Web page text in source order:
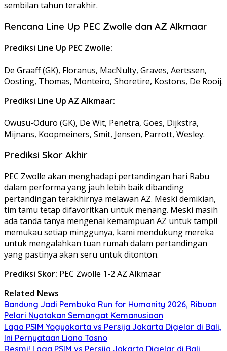
sembilan tahun terakhir.
Rencana Line Up PEC Zwolle dan AZ Alkmaar
Prediksi Line Up PEC Zwolle:
De Graaff (GK), Floranus, MacNulty, Graves, Aertssen,
Oosting, Thomas, Monteiro, Shoretire, Kostons, De Rooij.
Prediksi Line Up AZ Alkmaar:
Owusu-Oduro (GK), De Wit, Penetra, Goes, Dijkstra,
Mijnans, Koopmeiners, Smit, Jensen, Parrott, Wesley.
Prediksi Skor Akhir
PEC Zwolle akan menghadapi pertandingan hari Rabu
dalam performa yang jauh lebih baik dibanding
pertandingan terakhirnya melawan AZ. Meski demikian,
tim tamu tetap difavoritkan untuk menang. Meski masih
ada tanda tanya mengenai kemampuan AZ untuk tampil
memukau setiap minggunya, kami mendukung mereka
untuk mengalahkan tuan rumah dalam pertandingan
yang pastinya akan seru untuk ditonton.
Prediksi Skor: PEC Zwolle 1-2 AZ Alkmaar
Related News
Bandung Jadi Pembuka Run for Humanity 2026, Ribuan
Pelari Nyatakan Semangat Kemanusiaan
Laga PSIM Yogyakarta vs Persija Jakarta Digelar di Bali,
Ini Pernyataan Liana Tasno
Resmi! Laga PSIM vs Persija Jakarta Digelar di Bali,